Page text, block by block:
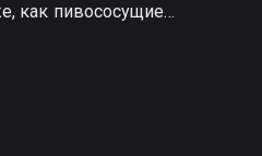
как пивососущие
встречных кошмарят,